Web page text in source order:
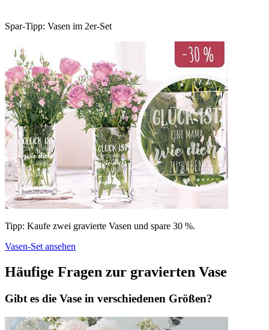
Spar-Tipp: Vasen im 2er-Set
Tipp: Kaufe zwei gravierte Vasen und spare 30 %.
Vasen-Set ansehen
Häufige Fragen zur gravierten Vase
Gibt es die Vase in verschiedenen Größen?